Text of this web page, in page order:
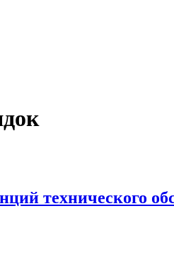
технического